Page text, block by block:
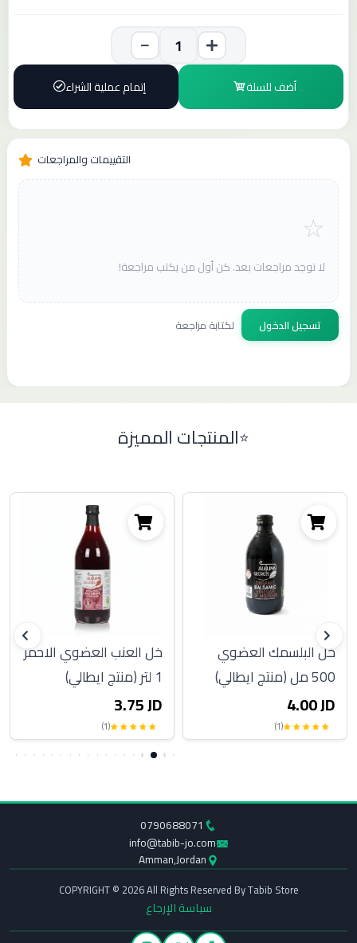
أضف للسلة إتمام عملية الشراء
التقييمات والمراجعات
لا توجد مراجعات بعد. كن أول من يكتب مراجعة!
تسجيل الدخول لكتابة مراجعة
المنتجات المميزة
خل البلسمك العضوي
500 مل (منتج ايطالي)
4.00 JD
(1)
خل العنب العضوي الاحمر
1 لتر (منتج ايطالي)
3.75 JD
(1)
0790688071
info@tabib-jo.com
Amman,Jordan
COPYRIGHT © 2026 All Rights Reserved By Tabib Store
سياسة الإرجاع